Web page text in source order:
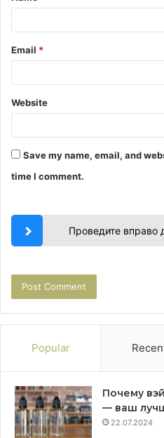
Email *
Website
Save my name, email, and
time I comment.
Проведите вправо
Popular
Почему
— ваш
22.07.2024